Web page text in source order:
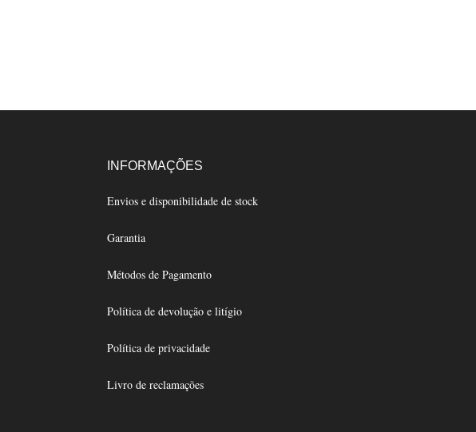
INFORMAÇÕES
Envios e disponibilidade de stock
Garantia
Métodos de Pagamento
Política de devolução e litígio
Política de privacidade
Livro de reclamações